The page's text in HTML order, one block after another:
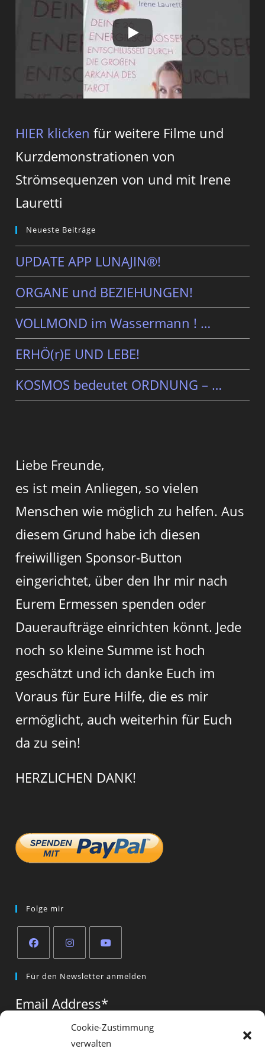
Cookie-Zustimmung
verwalten
HIER klicken für weitere Filme und
Kurzdemonstrationen von
Strömsequenzen von und mit Irene
Lauretti
Neueste Beiträge
UPDATE APP LUNAJIN®!
ORGANE und BEZIEHUNGEN!
VOLLMOND im Wassermann ! …
ERHÖ(r)E UND LEBE!
KOSMOS bedeutet ORDNUNG – …
Liebe Freunde,
es ist mein Anliegen, so vielen
Menschen wie möglich zu helfen. Aus
diesem Grund habe ich diesen
freiwilligen Sponsor-Button
eingerichtet, über den Ihr mir nach
Eurem Ermessen spenden oder
Daueraufträge einrichten könnt. Jede
noch so kleine Summe ist hoch
geschätzt und ich danke Euch im
Voraus für Eure Hilfe, die es mir
ermöglicht, auch weiterhin für Euch
da zu sein!
HERZLICHEN DANK!
Folge mir
in
new
in
new
in
new
tab
Für den Newsletter anmelden
Email Address*